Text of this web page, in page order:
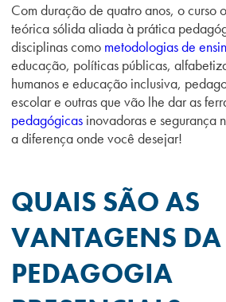
Com duração de quatro anos, o curso
teórica sólida aliada à prática
disciplinas como metodologias de
educação, políticas públicas,
humanos e educação inclusiva,
escolare outras que vão lhe daras
pedagógicas inovadorase segurança
a diferençaonde você desejar!
QUAIS SÃO AS
VANTAGENS DA
PEDAGOGIA